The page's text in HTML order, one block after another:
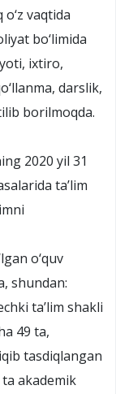
vaqtida
bo‘limida
ixtiro,
darslik,
borilmoqda.
2020 yil 31
ta’lim
o‘quv
shundan:
ta’lim shakli
49 ta,
tasdiqlangan
akademik